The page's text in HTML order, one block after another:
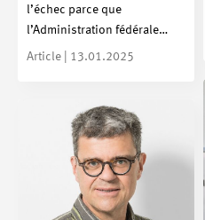
l’échec parce que
l’Administration fédérale…
Article | 13.01.2025